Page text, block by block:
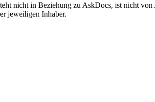
nicht in Beziehung zu AskDocs, ist nicht
jeweiligen Inhaber.